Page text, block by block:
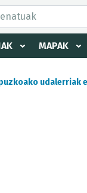
MAPAK
udalerriak